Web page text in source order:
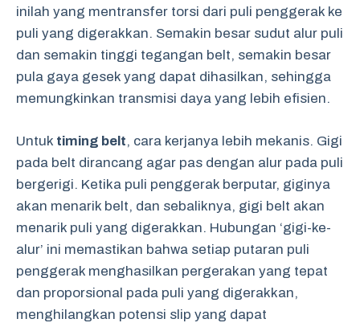
inilah yang mentransfer torsi dari puli penggerak ke
puli yang digerakkan. Semakin besar sudut alur puli
dan semakin tinggi tegangan belt, semakin besar
pula gaya gesek yang dapat dihasilkan, sehingga
memungkinkan transmisi daya yang lebih efisien.
Untuk timing belt, cara kerjanya lebih mekanis. Gigi
pada belt dirancang agar pas dengan alur pada puli
bergerigi. Ketika puli penggerak berputar, giginya
akan menarik belt, dan sebaliknya, gigi belt akan
menarik puli yang digerakkan. Hubungan ‘gigi-ke-
alur’ ini memastikan bahwa setiap putaran puli
penggerak menghasilkan pergerakan yang tepat
dan proporsional pada puli yang digerakkan,
menghilangkan potensi slip yang dapat